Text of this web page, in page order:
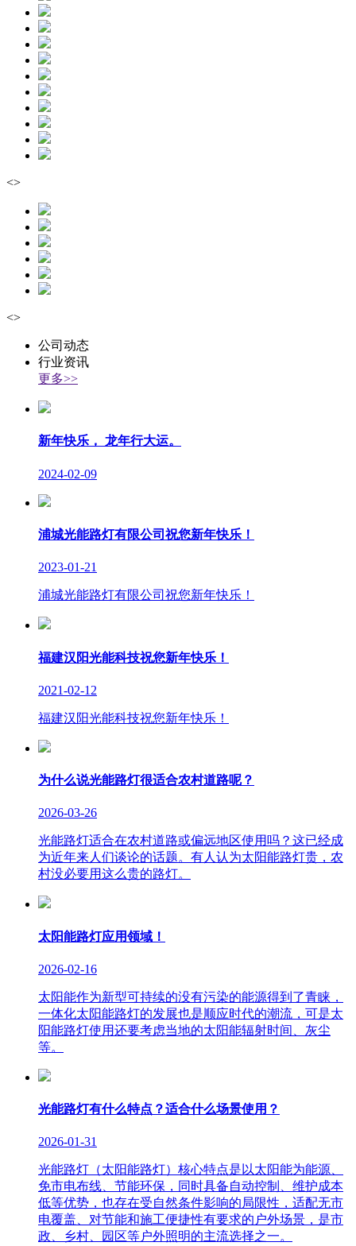
<>
<>
公司动态
行业资讯
更多>>
新年快乐， 龙年行大运。
2024-02-09
浦城光能路灯有限公司祝您新年快乐！
2023-01-21
浦城光能路灯有限公司祝您新年快乐！
福建汉阳光能科技祝您新年快乐！
2021-02-12
福建汉阳光能科技祝您新年快乐！
为什么说光能路灯很适合农村道路呢？
2026-03-26
光能路灯适合在农村道路或偏远地区使用吗？这已经成
为近年来人们谈论的话题。有人认为太阳能路灯贵，农
村没必要用这么贵的路灯。
太阳能路灯应用领域！
2026-02-16
太阳能作为新型可持续的没有污染的能源得到了青睐，
一体化太阳能路灯的发展也是顺应时代的潮流，可是太
阳能路灯使用还要考虑当地的太阳能辐射时间、灰尘
等。
光能路灯有什么特点？适合什么场景使用？
2026-01-31
光能路灯（太阳能路灯）核心特点是以太阳能为能源、
免市电布线、节能环保，同时具备自动控制、维护成本
低等优势，也存在受自然条件影响的局限性，适配无市
电覆盖、对节能和施工便捷性有要求的户外场景，是市
政、乡村、园区等户外照明的主流选择之一。